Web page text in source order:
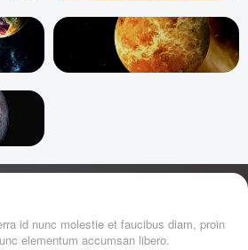
id nunc molestie et faucibus diam, proin
elementum accumsan libero.